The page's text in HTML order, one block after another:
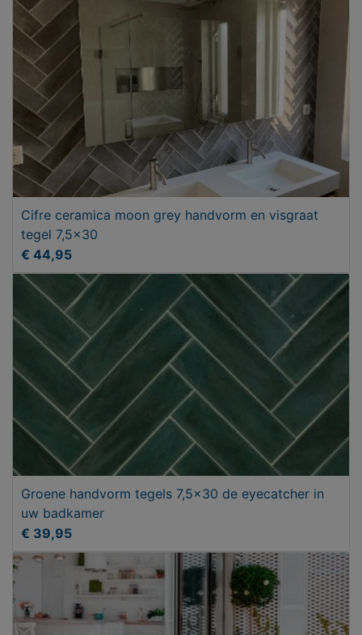
Cifre ceramica moon grey handvorm en visgraat
tegel 7,5x30
€ 44,95
Groene handvorm tegels 7,5x30 de eyecatcher in
uw badkamer
€ 39,95